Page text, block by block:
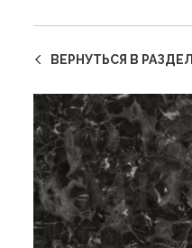
ВЕРНУТЬСЯ В РАЗДЕЛ